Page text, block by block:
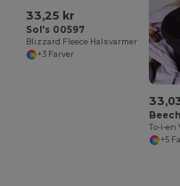
33,25 kr
Sol's 00597
Blizzard Fleece Halsvarmer
+3 Farver
+5